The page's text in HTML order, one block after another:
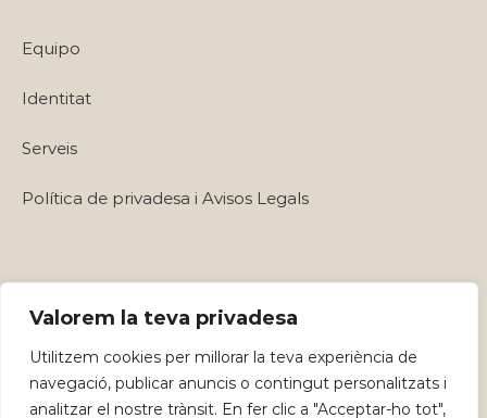
Valorem la teva privadesa
Utilitzem cookies per millorar la teva experiència de
navegació, publicar anuncis o contingut personalitzats i
analitzar el nostre trànsit. En fer clic a "Acceptar-ho tot",
Equipo
Identitat
Serveis
Política de privadesa i Avisos Legals
Graceful Theme by Optima Themes